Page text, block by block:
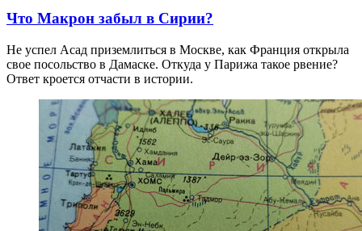
Что Макрон забыл в Сирии?
Не успел Асад приземлиться в Москве, как Франция открыла
свое посольство в Дамаске. Откуда у Парижа такое рвение?
Ответ кроется отчасти в истории.